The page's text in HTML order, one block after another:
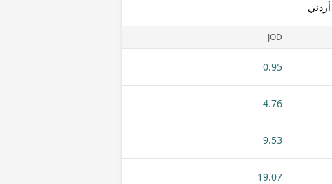
JOD
0.95
4.76
9.53
19.07